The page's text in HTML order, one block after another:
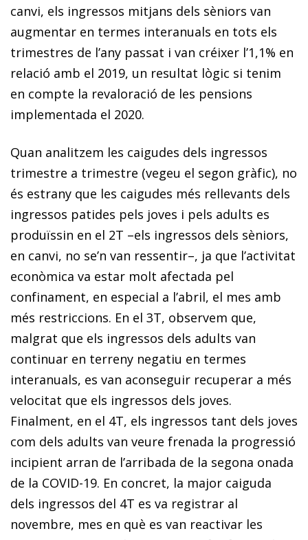
canvi, els ingressos mitjans dels sèniors van
augmentar en termes interanuals en tots els
trimestres de l’any passat i van créixer l’1,1% en
relació amb el 2019, un resultat lògic si tenim
en compte la revaloració de les pensions
implementada el 2020.
Quan analitzem les caigudes dels ingressos
trimestre a trimestre (vegeu el segon gràfic), no
és estrany que les caigudes més rellevants dels
ingressos patides pels joves i pels adults es
produïssin en el 2T –els ingressos dels sèniors,
en canvi, no se’n van ressentir–, ja que l’activitat
econòmica va estar molt afectada pel
confinament, en especial a l’abril, el mes amb
més restriccions. En el 3T, observem que,
malgrat que els ingressos dels adults van
continuar en terreny negatiu en termes
interanuals, es van aconseguir recuperar a més
velocitat que els ingressos dels joves.
Finalment, en el 4T, els ingressos tant dels joves
com dels adults van veure frenada la progressió
incipient arran de l’arribada de la segona onada
de la COVID-19. En concret, la major caiguda
dels ingressos del 4T es va registrar al
novembre, mes en què es van reactivar les